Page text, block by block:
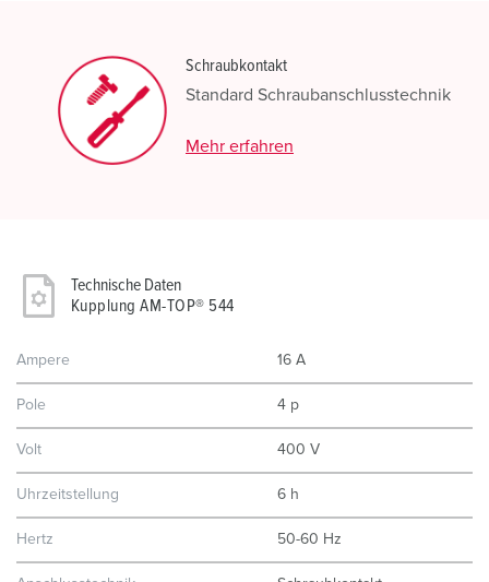
Schraubkontakt
Standard Schraubanschlusstechnik
Mehr erfahren
Technische Daten
Kupplung AM-TOP® 544
Ampere 16 A
Pole 4 p
Volt 400 V
Uhrzeitstellung 6 h
Hertz 50-60 Hz